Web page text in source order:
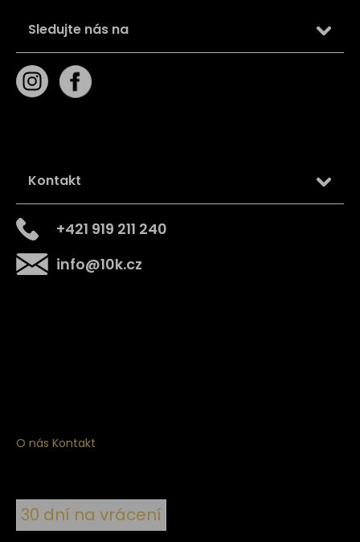
Sledujte nás na
Kontakt
info@10k.cz
+421 919 211 240
O nás Kontakt
30 dní na vrácení